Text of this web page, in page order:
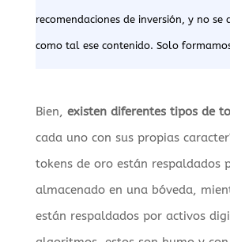
recomendaciones de inversión, y no se
como tal ese contenido. Solo
Bien, existen diferentes tipos de
cada uno con sus propias
tokens de oro están respaldados
almacenado en una bóveda,
están respaldados por activos